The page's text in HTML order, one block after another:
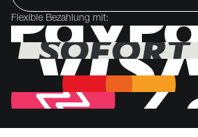
Flexible Bezahlung mit: